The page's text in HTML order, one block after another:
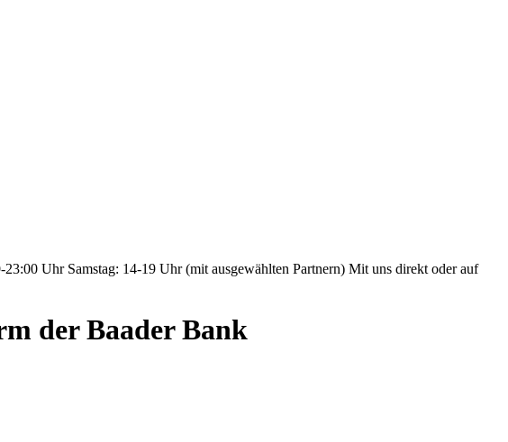
23:00 Uhr Samstag: 14-19 Uhr (mit ausgewählten Partnern) Mit uns direkt oder auf
der Baader Bank